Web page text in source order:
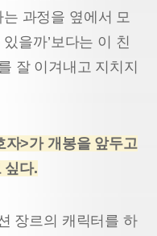
과정을 옆에서 모
을까’보다는 이 친
잘 이겨내고 지치지
자>가 개봉을 앞두고
싶다.
장르의 캐릭터를 하